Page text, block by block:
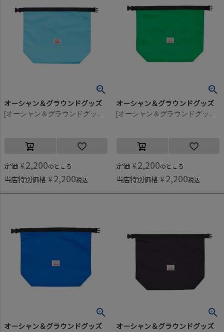
オーシャン＆グラウンドグッズ
定価 ¥ 2,200のところ
当店特別価格 ¥ 2,200税込
オーシャン＆グラウンドグッズ
定価 ¥ 2,200のところ
当店特別価格 ¥ 2,200税込
オーシャン＆グラウンドグッズ オーシャン＆グラウンドグッズ